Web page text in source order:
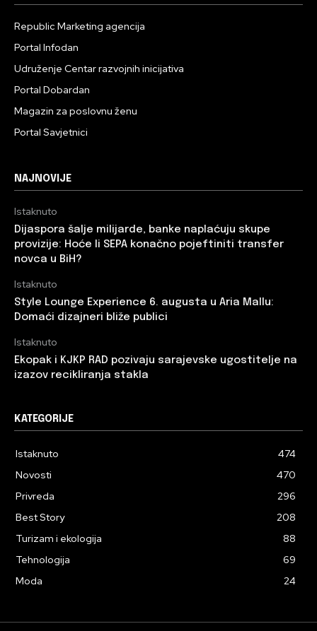
Republic Marketing agencija
Portal Infodan
Udruženje Centar razvojnih inicijativa
Portal Dobardan
Magazin za poslovnu ženu
Portal Savjetnici
NAJNOVIJE
Istaknuto
Dijaspora šalje milijarde, banke naplaćuju skupe
provizije: Hoće li SEPA konačno pojeftiniti transfer
novca u BiH?
Istaknuto
Style Lounge Experience 6. augusta u Aria Mallu:
Domaći dizajneri bliže publici
Istaknuto
Ekopak i KJKP RAD pozivaju sarajevske ugostitelje na
izazov recikliranja stakla
KATEGORIJE
Istaknuto
474
Novosti
470
Privreda
296
Best Story
208
Turizam i ekologija
88
Tehnologija
69
Moda
24